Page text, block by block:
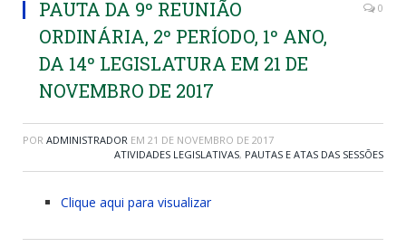
PAUTA DA 9º REUNIÃO
ORDINÁRIA, 2º PERÍODO, 1º ANO,
DA 14º LEGISLATURA EM 21 DE
NOVEMBRO DE 2017
0
POR ADMINISTRADOR EM 21 DE NOVEMBRO DE 2017
ATIVIDADES LEGISLATIVAS, PAUTAS E ATAS DAS SESSÕES
Clique aqui para visualizar